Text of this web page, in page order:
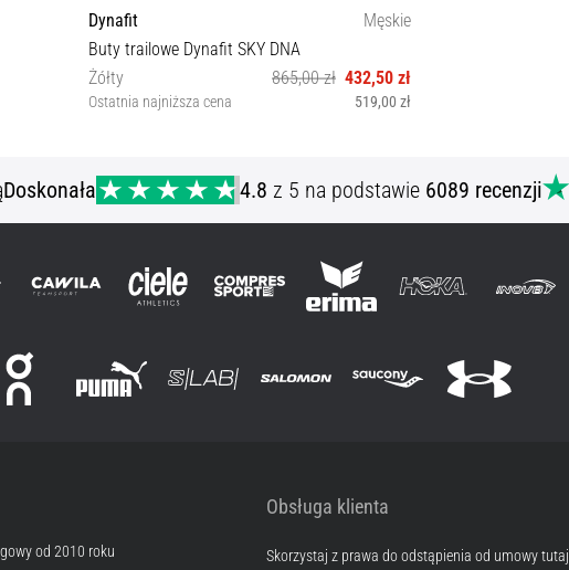
Dynafit
Męskie
Buty trailowe Dynafit SKY DNA
Żółty
865,00 zł 432,50 zł
Ostatnia najniższa cena 519,00 zł
Doskonała 4.8 z 5 na podstawie 6089 recenzji
od 2010 roku
Obsługa klienta
Skorzystaj z prawa do odstąpienia od umowy tutaj